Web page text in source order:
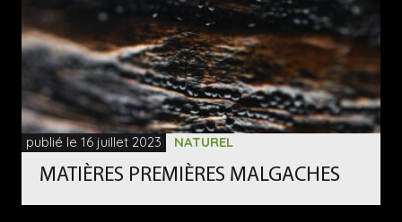
publié le 16 juillet 2023 NATUREL
MATIÈRES PREMIÈRES MALGACHES